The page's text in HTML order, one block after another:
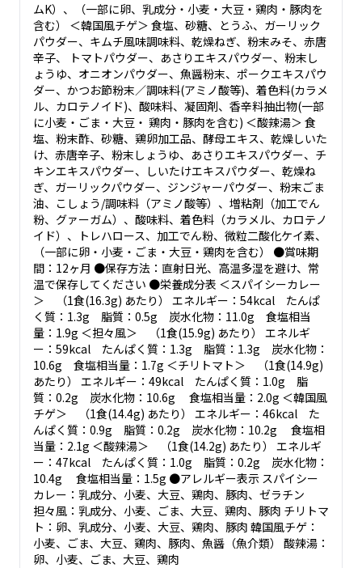
ムK）、（一部に卵、乳成分・小麦・大豆・鶏肉・豚肉を
含む） ＜韓国風チゲ＞ 食塩、砂糖、とうふ、ガーリック
パウダー、キムチ風味調味料、乾燥ねぎ、粉末みそ、赤唐
辛子、 トマトパウダー、あさりエキスパウダー、粉末し
ょうゆ、オニオンパウダー、魚醤粉末、ポークエキスパウ
ダー、かつお節粉末／調味料(アミノ酸等)、着色料(カラメ
ル、カロテノイド)、酸味料、凝固剤、香辛料抽出物(一部
に小麦・ごま・大豆・ 鶏肉・豚肉を含む) ＜酸辣湯＞ 食
塩、粉末酢、砂糖、鶏卵加工品、酵母エキス、乾燥しいた
け、赤唐辛子、粉末しょうゆ、あさりエキスパウダー、チ
キンエキスパウダー、しいたけエキスパウダー、乾燥ね
ぎ、ガーリックパウダー、ジンジャーパウダー、粉末ごま
油、こしょう/調味料（アミノ酸等）、増粘剤（加工でん
粉、グァーガム）、酸味料、着色料（カラメル、カロテノ
イド）、トレハロース、加工でん粉、微粒二酸化ケイ素、
（一部に卵・小麦・ごま・大豆・鶏肉を含む） ●賞味期
間：12ヶ月 ●保存方法：直射日光、高温多湿を避け、常
温で保存してください ●栄養成分表 ＜スパイシーカレー
＞ （1食(16.3g) あたり） エネルギー：54kcal たんぱ
く質：1.3g 脂質：0.5g 炭水化物：11.0g 食塩相当
量：1.9g ＜担々風＞ （1食(15.9g) あたり） エネルギ
ー：59kcal たんぱく質：1.3g 脂質：1.3g 炭水化物：
10.6g 食塩相当量：1.7g ＜チリトマト＞ （1食(14.9g)
あたり） エネルギー：49kcal たんぱく質：1.0g 脂
質：0.2g 炭水化物：10.6g 食塩相当量：2.0g ＜韓国風
チゲ＞ （1食(14.4g) あたり） エネルギー：46kcal た
んぱく質：0.9g 脂質：0.2g 炭水化物：10.2g 食塩相
当量：2.1g ＜酸辣湯＞ （1食(14.2g) あたり） エネルギ
ー：47kcal たんぱく質：1.0g 脂質：0.2g 炭水化物：
10.4g 食塩相当量：1.5g ●アレルギー表示 スパイシー
カレー：乳成分、小麦、大豆、鶏肉、豚肉、ゼラチン
担々風：乳成分、小麦、ごま、大豆、鶏肉、豚肉 チリトマ
ト：卵、乳成分、小麦、大豆、鶏肉、豚肉 韓国風チゲ：
小麦、ごま、大豆、鶏肉、豚肉、魚醤（魚介類） 酸辣湯：
卵、小麦、ごま、大豆、鶏肉